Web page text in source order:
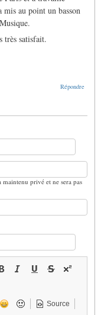
mis au point un basson
très satisfait.
Répondre
privé et ne sera pas
Source